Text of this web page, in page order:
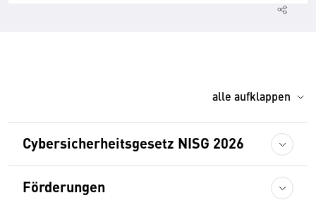
alle aufklappen
Cybersicherheitsgesetz NISG 2026
Förderungen
Wir benötigen Ihre Zustimmung